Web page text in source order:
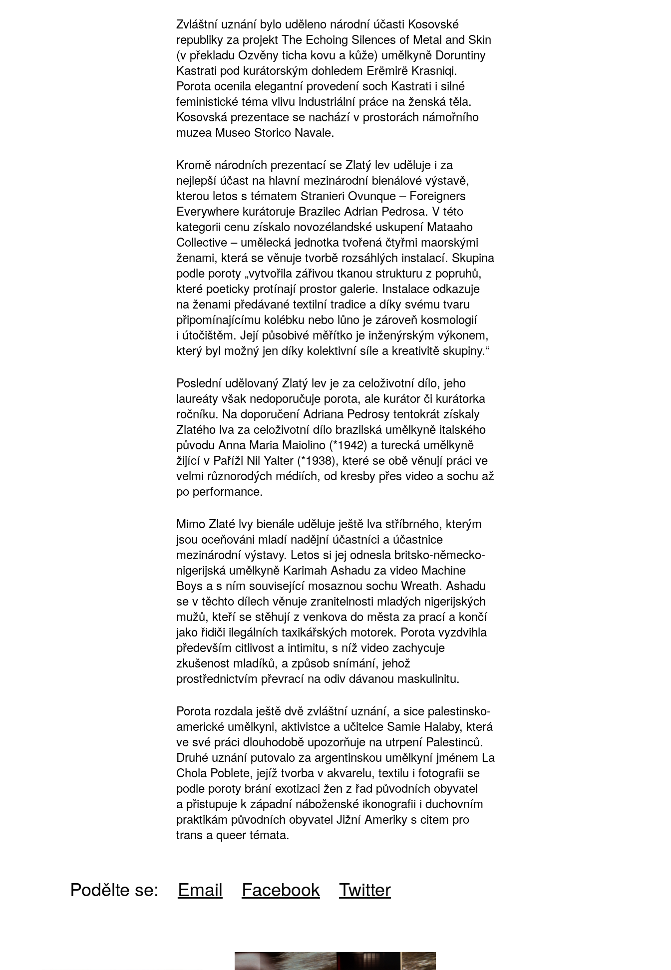
Zvláštní uznání bylo uděleno národní účasti Kosovské
republiky za projekt The Echoing Silences of Metal and Skin
(v překladu Ozvěny ticha kovu a kůže) umělkyně Doruntiny
Kastrati pod kurátorským dohledem Erëmirë Krasniqi.
Porota ocenila elegantní provedení soch Kastrati i silné
feministické téma vlivu industriální práce na ženská těla.
Kosovská prezentace se nachází v prostorách námořního
muzea Museo Storico Navale.
Kromě národních prezentací se Zlatý lev uděluje i za
nejlepší účast na hlavní mezinárodní bienálové výstavě,
kterou letos s tématem Stranieri Ovunque – Fo­­reigners
Everywhere kurátoruje Brazilec Adrian Pedrosa. V této
kategorii cenu získalo novozélandské uskupení Mataaho
Collective – umělecká jednotka tvořená čtyřmi maorskými
ženami, která se věnuje tvorbě rozsáhlých instalací. Skupina
podle poroty „vytvořila zářivou tkanou strukturu z popruhů,
které poeticky protínají prostor galerie. Instalace odkazuje
na ženami předávané textilní tradice a díky svému tvaru
připomínajícímu kolébku nebo lůno je zároveň kosmologií
i útočištěm. Její působivé měřítko je inženýrským výkonem,
který byl možný jen díky kolektivní síle a kreativitě skupiny.“
Poslední udělovaný Zlatý lev je za celoživotní dílo, jeho
laureáty však nedoporučuje porota, ale kurátor či kurátorka
ročníku. Na doporučení Adriana Pedrosy tentokrát získaly
Zlatého lva za celoživotní dílo brazilská umělkyně italského
původu Anna Maria Maiolino (*1942) a turecká umělkyně
žijící v Paříži Nil Yalter (*1938), které se obě věnují práci ve
velmi různorodých médiích, od kresby přes video a sochu až
po performance.
Mimo Zlaté lvy bienále uděluje ještě lva stříbrného, kterým
jsou oceňováni mladí nadějní účastníci a účastnice
mezinárodní výstavy. Letos si jej odnesla britsko-německo-
nigerijská umělkyně Karimah Ashadu za video Machine
Boys a s ním související mosaznou sochu Wreath. Ashadu
se v těchto dílech věnuje zranitelnosti mladých nigerijských
mužů, kteří se stěhují z venkova do města za prací a končí
jako řidiči ilegálních taxikářských motorek. Porota vyzdvihla
především citlivost a intimitu, s níž video zachycuje
zkušenost mladíků, a způsob snímání, jehož
prostřednictvím převrací na odiv dávanou maskulinitu.
Porota rozdala ještě dvě zvláštní uznání, a sice palestinsko-
americké umělkyni, aktivistce a učitelce Samie Halaby, která
ve své práci dlouhodobě upozorňuje na utrpení Palestinců.
Druhé uznání putovalo za argentinskou umělkyní jménem La
Chola Poblete, jejíž tvorba v akvarelu, textilu i fotografii se
podle poroty brání exotizaci žen z řad původních obyvatel
a přistupuje k západní náboženské ikonografii i duchovním
praktikám původních obyvatel Jižní Ameriky s citem pro
trans a queer témata.
Podělte se: Email Facebook Twitter
ROČNÍ PŘEDPLATNÉ
10 TIŠTĚNÝCH ČÍSEL
ČLENSKÁ KARTA ARTCARD
KOUPIT PŘEDPLATNÉ